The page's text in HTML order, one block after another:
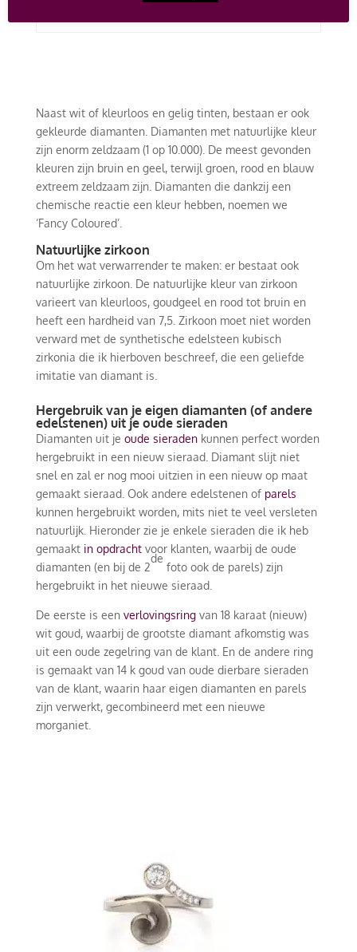
Naast wit of kleurloos en gelig tinten, bestaan er ook
gekleurde diamanten. Diamanten met natuurlijke kleur
zijn enorm zeldzaam (1 op 10.000). De meest gevonden
kleuren zijn bruin en geel, terwijl groen, rood en blauw
extreem zeldzaam zijn. Diamanten die dankzij een
chemische reactie een kleur hebben, noemen we
‘Fancy Coloured’.
Natuurlijke zirkoon
Om het wat verwarrender te maken: er bestaat ook
natuurlijke zirkoon. De natuurlijke kleur van zirkoon
varieert van kleurloos, goudgeel en rood tot bruin en
heeft een hardheid van 7,5. Zirkoon moet niet worden
verward met de synthetische edelsteen kubisch
zirkonia die ik hierboven beschreef, die een geliefde
imitatie van diamant is.
Hergebruik van je eigen diamanten (of andere
edelstenen) uit je oude sieraden
Diamanten uit je oude sieradenkunnen perfect worden
hergebruikt in een nieuw sieraad. Diamant slijt niet
snel en zal er nog mooi uitzien in een nieuw op maat
gemaakt sieraad. Ook andere edelstenen ofparels
kunnen hergebruikt worden, mits niet te veel versleten
natuurlijk. Hieronder zie je enkele sieraden die ik heb
gemaakt in opdrachtvoor klanten, waarbij de oude
diamanten (en bij de 2
de
foto ook de parels) zijn
hergebruikt in het nieuwe sieraad.
De eerste is een verlovingsringvan 18 karaat (nieuw)
wit goud, waarbij de grootste diamant afkomstig was
uit een oude zegelring van de klant. En de andere ring
is gemaakt van 14 k goud van oude dierbare sieraden
van de klant, waarin haar eigen diamanten en parels
zijn verwerkt, gecombineerd met een nieuwe
morganiet.